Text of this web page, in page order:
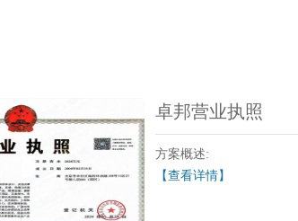
卓邦营业执照
方案概述:
【查看详情】